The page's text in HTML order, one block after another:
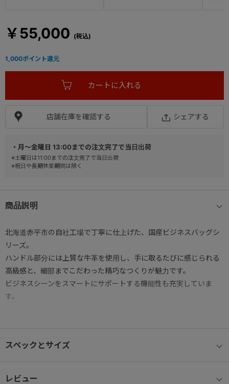
・月～金曜日 13:00までの注文完了で当日出荷
※土曜日は11:00までの注文完了で当日出荷
※祝日や長期休業期間は除く
￥55,000
商品説明
北海道赤平市の自社工場で丁寧に仕上げた、国産ビジネスバッグシ
リーズ。
ハンドル部分には上質な牛革を使用し、手に取るたびに感じられる
高級感と、細部までこだわった精巧なつくりが魅力です。
ビジネスシーンをスマートにサポートする機能性も充実していま
す。
計。
※15.6インチ参考サイズ：W38.5×H26.5×D2.7cm
スペックとサイズ
レビュー
店舗在庫を確認する シェアする
1,000ポイント還元